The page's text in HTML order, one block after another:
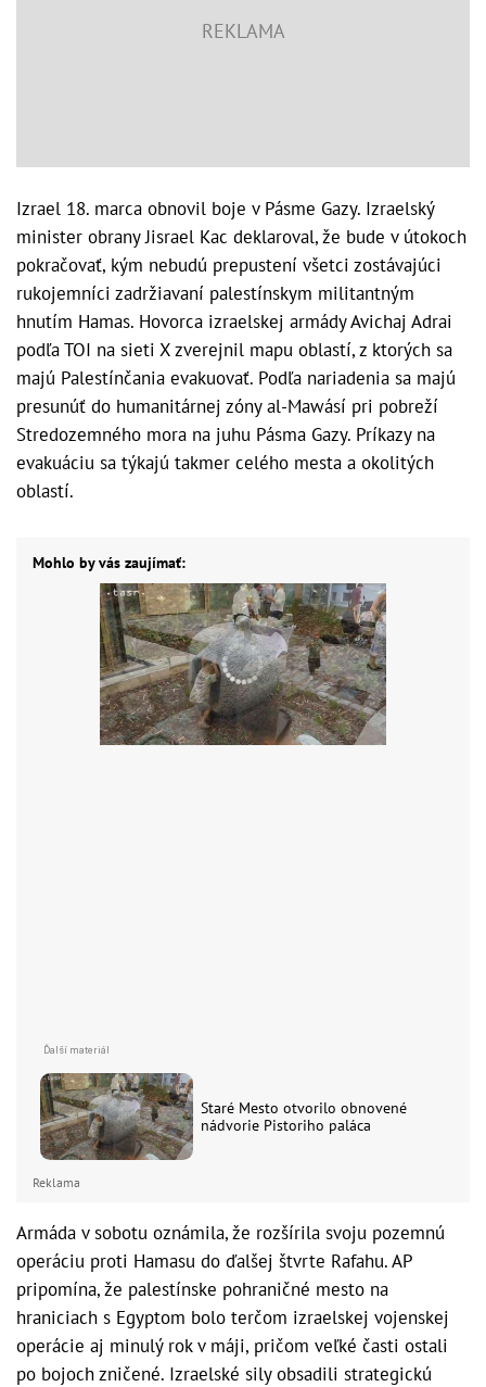
Izrael 18. marca obnovil boje v Pásme Gazy. Izraelský
minister obrany Jisrael Kac deklaroval, že bude v útokoch
pokračovať, kým nebudú prepustení všetci zostávajúci
rukojemníci zadržiavaní palestínskym militantným
hnutím Hamas. Hovorca izraelskej armády Avichaj Adrai
podľa TOI na sieti X zverejnil mapu oblastí, z ktorých sa
majú Palestínčania evakuovať. Podľa nariadenia sa majú
presunúť do humanitárnej zóny al-Mawásí pri pobreží
Stredozemného mora na juhu Pásma Gazy. Príkazy na
evakuáciu sa týkajú takmer celého mesta a okolitých
oblastí.
Mohlo by vás zaujímať:
Staré Mesto otvorilo obnovené
nádvorie Pistoriho paláca
Reklama
Armáda v sobotu oznámila, že rozšírila svoju pozemnú
operáciu proti Hamasu do ďalšej štvrte Rafahu. AP
pripomína, že palestínske pohraničné mesto na
hraniciach s Egyptom bolo terčom izraelskej vojenskej
operácie aj minulý rok v máji, pričom veľké časti ostali
po bojoch zničené. Izraelské sily obsadili strategickú